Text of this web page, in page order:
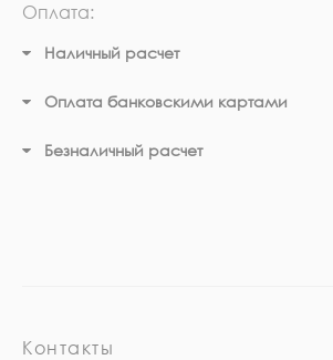
Оплата:
Наличный расчет
Оплата банковскими картами
Безналичный расчет
Контакты